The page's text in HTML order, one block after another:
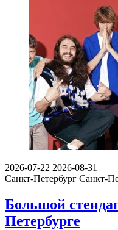
2026-07-22 2026-08-31
Санкт-Петербург Санкт-
Большой
Петербурге